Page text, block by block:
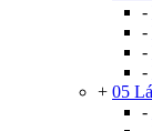
-
-
-
-
+ 05
-